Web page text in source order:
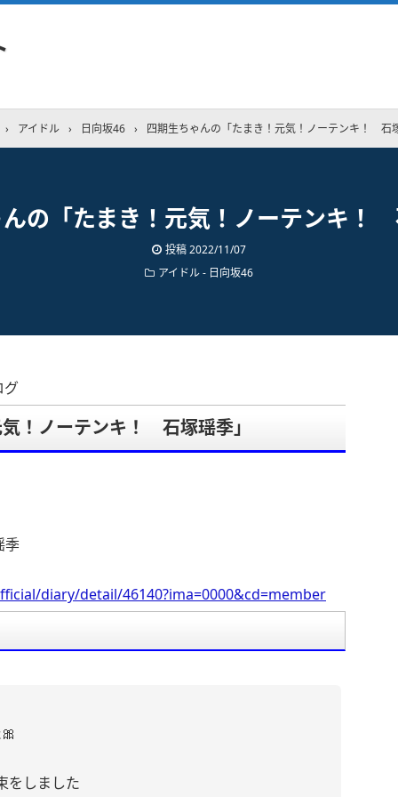
› アイドル › 日向坂46 › 四期生ちゃんの「たまき！元気！ノーテンキ！ 石
の「たまき！元気！ノーテンキ！
投稿2022/11/07
アイドル - 日向坂46
グ
！ノーテンキ！ 石塚瑶季」
季
diary/detail/46140?ima=0000&cd=member
をしました